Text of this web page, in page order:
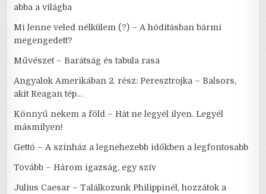
abba a világba
Mi lenne veled nélkülem (?) – A hódításban bármi
megengedett?
Művészet – Barátság és tabula rasa
Angyalok Amerikában 2. rész: Peresztrojka – Balsors,
akit Reagan tép…
Könnyű nekem a föld – Hát ne legyél ilyen. Legyél
másmilyen!
Gettó – A színház a legnehezebb időkben a legfontosabb
Tovább – Három igazság, egy szív
Julius Caesar – Találkozunk Philippinél, hozzátok a